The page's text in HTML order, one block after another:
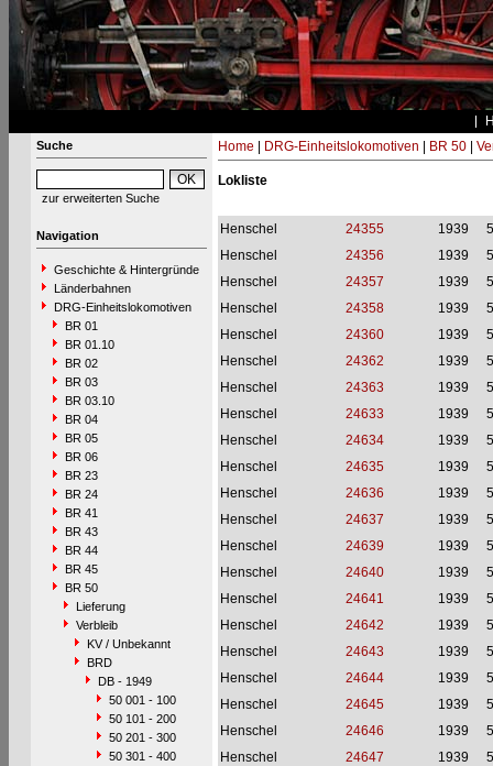
Suche
zur erweiterten Suche
Navigation
Geschichte & Hintergründe
Länderbahnen
DRG-Einheitslokomotiven
BR 01
BR 01.10
BR 02
BR 03
BR 03.10
BR 04
BR 05
BR 06
BR 23
BR 24
BR 41
BR 43
BR 44
BR 45
BR 50
Lieferung
Verbleib
KV / Unbekannt
BRD
DB - 1949
50 001 - 100
50 101 - 200
50 201 - 300
50 301 - 400
Home DRG-Einheitslokomotiven BR 50|
Lokliste
Henschel 24355 1939
Henschel
24356 1939
Henschel
24357 1939
Henschel
24358 1939
Henschel
24360 1939
Henschel
24362 1939
Henschel
24363 1939
Henschel
24633 1939
Henschel
24634 1939
Henschel
24635 1939
Henschel
24636 1939
Henschel
24637 1939
Henschel
24639 1939
Henschel
24640 1939
Henschel
24641 1939
Henschel
24642 1939
Henschel
24643 1939
Henschel
24644 1939
Henschel
24645 1939
Henschel
24646 1939
Henschel
24647 1939